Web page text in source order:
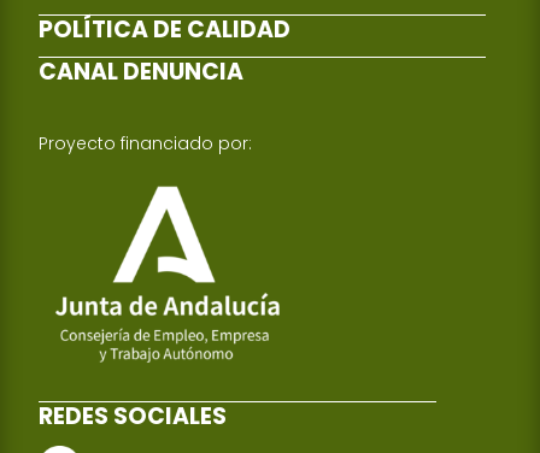
POLÍTICA DE CALIDAD
CANAL DENUNCIA
Proyecto financiado por:
REDES SOCIALES